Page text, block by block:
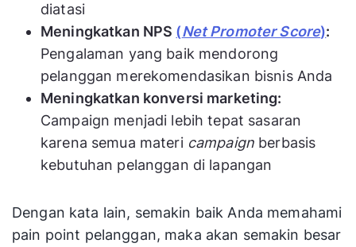
diatasi
Meningkatkan NPS (Net Promoter Score):
Pengalaman yang baik mendorong
pelanggan merekomendasikan bisnis Anda
Meningkatkan konversi marketing:
Campaign menjadi lebih tepat sasaran
karena semua materi campaign berbasis
kebutuhan pelanggan di lapangan
Dengan kata lain, semakin baik Anda memahami
pain point pelanggan, maka akan semakin besar